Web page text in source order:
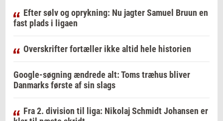
Efter sølv og oprykning: Nu jagter Samuel Bruun en
fast plads i ligaen
Overskrifter fortæller ikke altid hele historien
Google-søgning ændrede alt: Toms træhus bliver
Danmarks første af sin slags
Fra 2. division til liga: Nikolaj Schmidt Johansen er